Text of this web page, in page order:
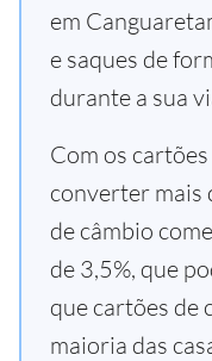
em
e saques de
durante a sua
Com os
converter mais
de câmbio
de 3,5%, que
que cartões de
maioria das